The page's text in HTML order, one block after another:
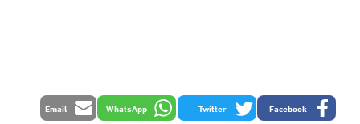
Facebook
Twitter
WhatsApp
Email